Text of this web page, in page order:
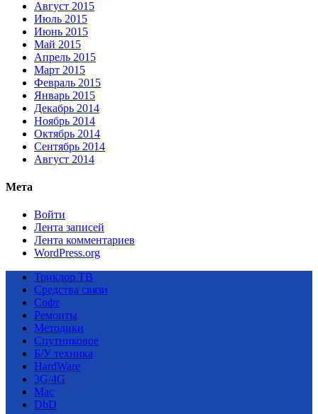
Август 2015
Июль 2015
Июнь 2015
Май 2015
Апрель 2015
Март 2015
Февраль 2015
Январь 2015
Декабрь 2014
Ноябрь 2014
Октябрь 2014
Сентябрь 2014
Август 2014
Мета
Войти
Лента записей
Лента комментариев
WordPress.org
Триклор ТВ
Средства связи
Софт
Ремонты
Методики
Спутниковое
Б/У техника
HardWare
3G/4G
Mac
DbD